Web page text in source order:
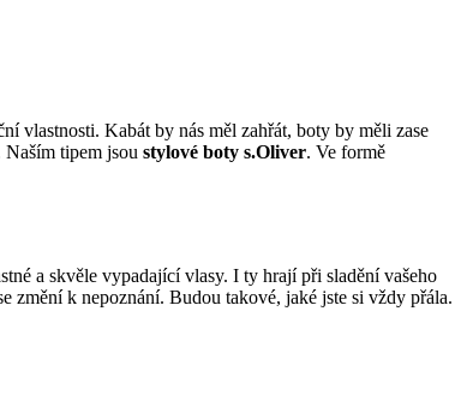
vlastnosti. Kabát by nás měl zahřát, boty by měli zase
Naším tipem jsou stylové boty s.Oliver. Ve formě
a skvěle vypadající vlasy. I ty hrají při sladění vašeho
změní k nepoznání. Budou takové, jaké jste si vždy přála.